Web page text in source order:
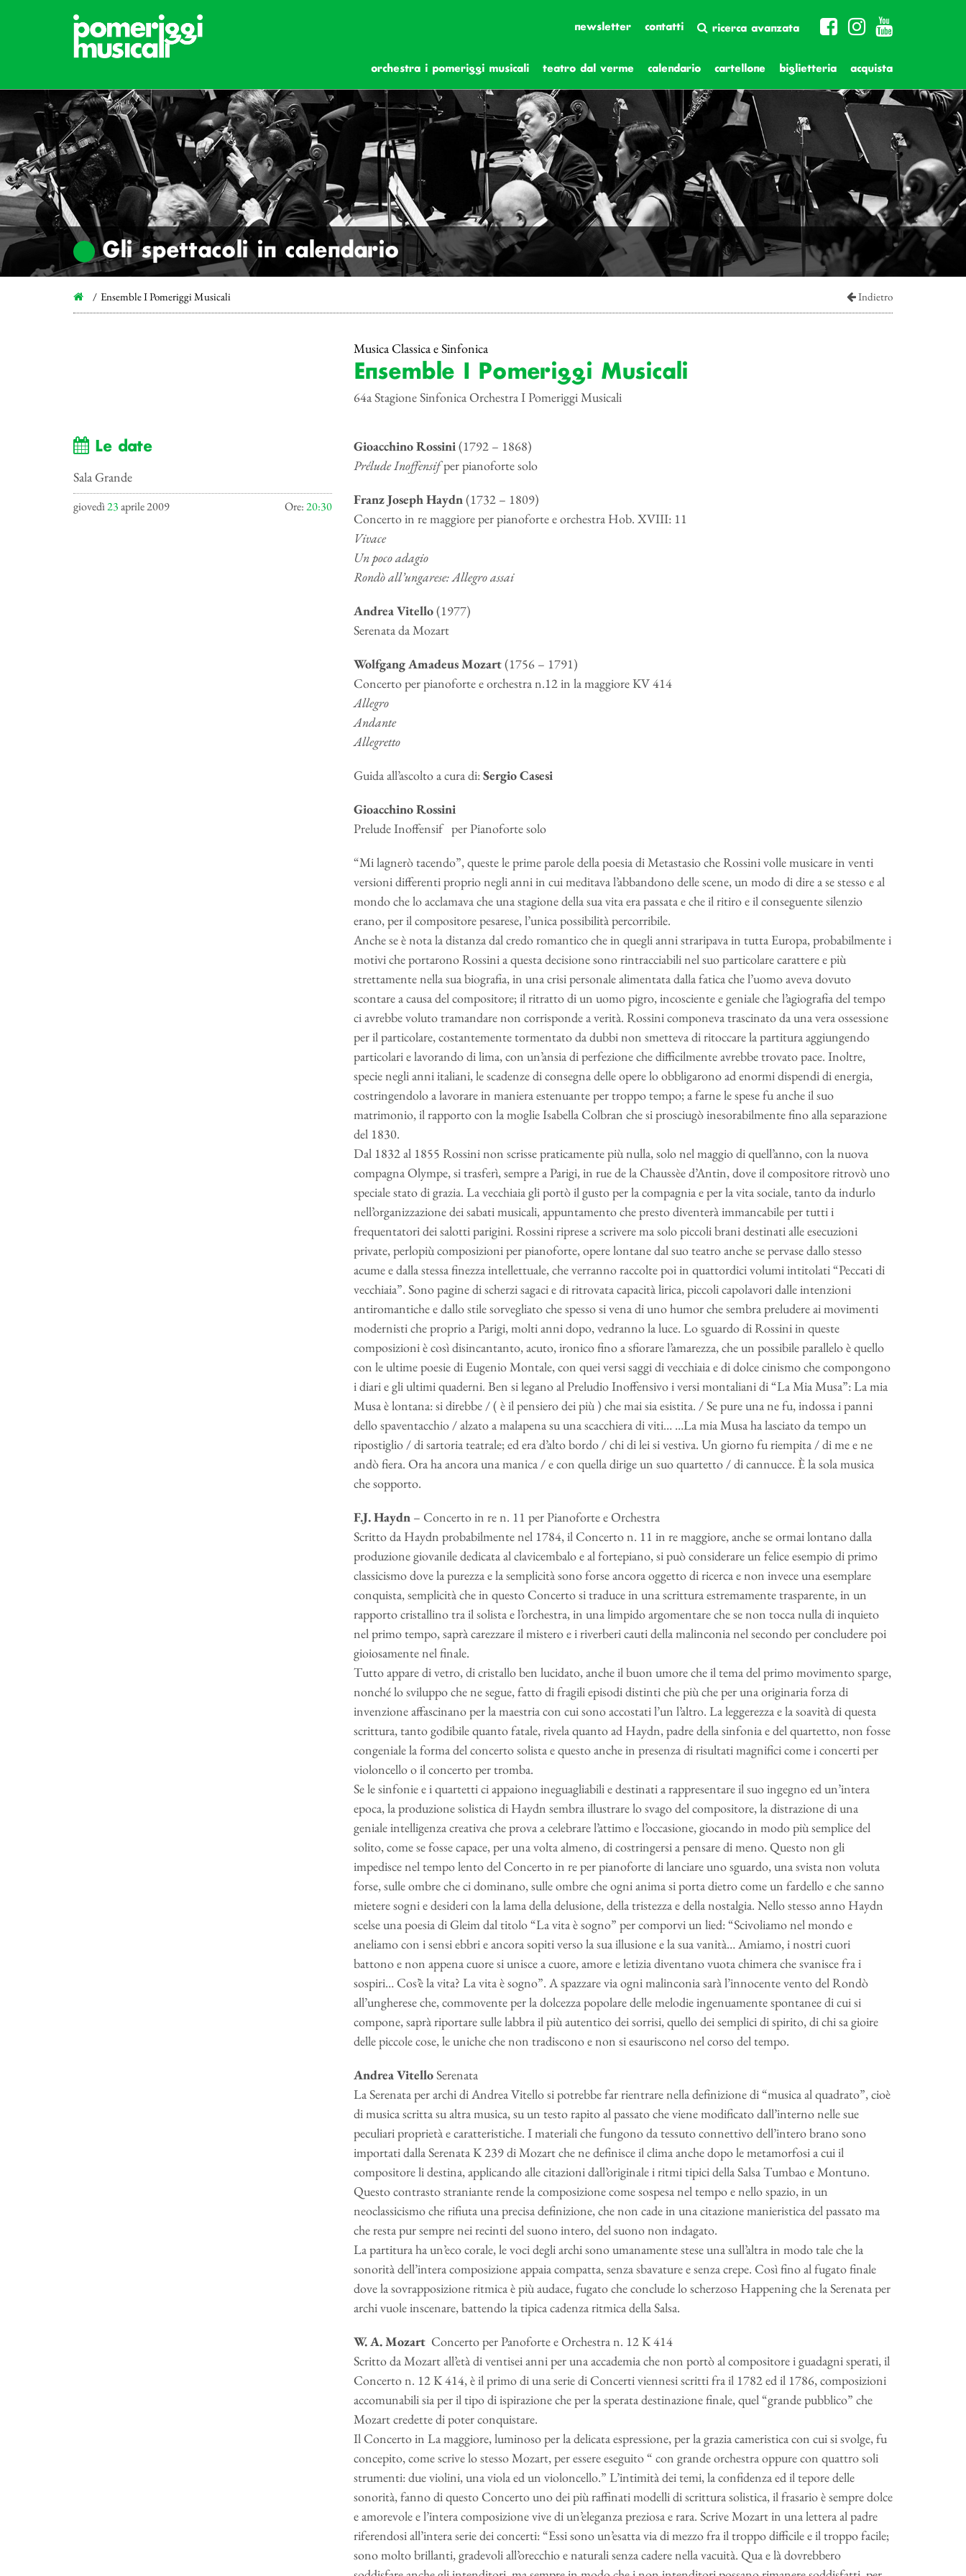
newsletter contatti ricerca avanzata
orchestra i pomeriggi musicali teatro dal verme calendario cartellone biglietteria acquista
Gli spettacoli in calendario
Ensemble I Pomeriggi Musicali Indietro
Le date
Sala Grande
giovedì23aprile 2009 Ore:20:30
Musica Classica e Sinfonica
Ensemble I Pomeriggi Musicali
64a Stagione Sinfonica Orchestra I Pomeriggi Musicali
Gioacchino Rossini(1792 – 1868)
Prélude Inoffensifper pianoforte solo
Franz Joseph Haydn(1732 – 1809)
Concerto in re maggiore per pianoforte e orchestra Hob. XVIII: 11
Vivace
Un poco adagio
Rondò all’ungarese: Allegro assai
Andrea Vitello(1977)
Serenata da Mozart
Wolfgang Amadeus Mozart(1756 – 1791)
Concerto per pianoforte e orchestra n.12 in la maggiore KV 414
Allegro
Andante
Allegretto
Guida all’ascolto a cura di:Sergio Casesi
Gioacchino Rossini
Prelude Inoffensif per Pianoforte solo
“Mi lagnerò tacendo”, queste le prime parole della poesia di Metastasio che Rossini volle musicare in venti
versioni differenti proprio negli anni in cui meditava l’abbandono delle scene, un modo di dire a se stesso e al
mondo che lo acclamava che una stagione della sua vita era passata e che il ritiro e il conseguente silenzio
erano, per il compositore pesarese, l’unica possibilità percorribile.
Anche se è nota la distanza dal credo romantico che in quegli anni straripava in tutta Europa, probabilmente i
motivi che portarono Rossini a questa decisione sono rintracciabili nel suo particolare carattere e più
strettamente nella sua biografia, in una crisi personale alimentata dalla fatica che l’uomo aveva dovuto
scontare a causa del compositore; il ritratto di un uomo pigro, incosciente e geniale che l’agiografia del tempo
ci avrebbe voluto tramandare non corrisponde a verità. Rossini componeva trascinato da una vera ossessione
per il particolare, costantemente tormentato da dubbi non smetteva di ritoccare la partitura aggiungendo
particolari e lavorando di lima, con un’ansia di perfezione che difficilmente avrebbe trovato pace. Inoltre,
specie negli anni italiani, le scadenze di consegna delle opere lo obbligarono ad enormi dispendi di energia,
costringendolo a lavorare in maniera estenuante per troppo tempo; a farne le spese fu anche il suo
matrimonio, il rapporto con la moglie Isabella Colbran che si prosciugò inesorabilmente fino alla separazione
del 1830.
Dal 1832 al 1855 Rossini non scrisse praticamente più nulla, solo nel maggio di quell’anno, con la nuova
compagna Olympe, si trasferì, sempre a Parigi, in rue de la Chaussèe d’Antin, dove il compositore ritrovò uno
speciale stato di grazia. La vecchiaia gli portò il gusto per la compagnia e per la vita sociale, tanto da indurlo
nell’organizzazione dei sabati musicali, appuntamento che presto diventerà immancabile per tutti i
frequentatori dei salotti parigini. Rossini riprese a scrivere ma solo piccoli brani destinati alle esecuzioni
private, perlopiù composizioni per pianoforte, opere lontane dal suo teatro anche se pervase dallo stesso
acume e dalla stessa finezza intellettuale, che verranno raccolte poi in quattordici volumi intitolati “Peccati di
vecchiaia”. Sono pagine di scherzi sagaci e di ritrovata capacità lirica, piccoli capolavori dalle intenzioni
antiromantiche e dallo stile sorvegliato che spesso si vena di uno humor che sembra preludere ai movimenti
modernisti che proprio a Parigi, molti anni dopo, vedranno la luce. Lo sguardo di Rossini in queste
composizioni è così disincantanto, acuto, ironico fino a sfiorare l’amarezza, che un possibile parallelo è quello
con le ultime poesie di Eugenio Montale, con quei versi saggi di vecchiaia e di dolce cinismo che compongono
i diari e gli ultimi quaderni. Ben si legano al Preludio Inoffensivo i versi montaliani di “La Mia Musa”: La mia
Musa è lontana: si direbbe / ( è il pensiero dei più ) che mai sia esistita. / Se pure una ne fu, indossa i panni
dello spaventacchio / alzato a malapena su una scacchiera di viti… …La mia Musa ha lasciato da tempo un
ripostiglio / di sartoria teatrale; ed era d’alto bordo / chi di lei si vestiva. Un giorno fu riempita / di me e ne
andò fiera. Ora ha ancora una manica / e con quella dirige un suo quartetto / di cannucce. È la sola musica
che sopporto.
F.J. Haydn – Concerto in re n. 11 per Pianoforte e Orchestra
Scritto da Haydn probabilmente nel 1784, il Concerto n. 11 in re maggiore, anche se ormai lontano dalla
produzione giovanile dedicata al clavicembalo e al fortepiano, si può considerare un felice esempio di primo
classicismo dove la purezza e la semplicità sono forse ancora oggetto di ricerca e non invece una esemplare
conquista, semplicità che in questo Concerto si traduce in una scrittura estremamente trasparente, in un
rapporto cristallino tra il solista e l’orchestra, in una limpido argomentare che se non tocca nulla di inquieto
nel primo tempo, saprà carezzare il mistero e i riverberi cauti della malinconia nel secondo per concludere poi
gioiosamente nel finale.
Tutto appare di vetro, di cristallo ben lucidato, anche il buon umore che il tema del primo movimento sparge,
nonché lo sviluppo che ne segue, fatto di fragili episodi distinti che più che per una originaria forza di
invenzione affascinano per la maestria con cui sono accostati l’un l’altro. La leggerezza e la soavità di questa
scrittura, tanto godibile quanto fatale, rivela quanto ad Haydn, padre della sinfonia e del quartetto, non fosse
congeniale la forma del concerto solista e questo anche in presenza di risultati magnifici come i concerti per
violoncello o il concerto per tromba.
Se le sinfonie e i quartetti ci appaiono ineguagliabili e destinati a rappresentare il suo ingegno ed un’intera
epoca, la produzione solistica di Haydn sembra illustrare lo svago del compositore, la distrazione di una
geniale intelligenza creativa che prova a celebrare l’attimo e l’occasione, giocando in modo più semplice del
solito, come se fosse capace, per una volta almeno, di costringersi a pensare di meno. Questo non gli
impedisce nel tempo lento del Concerto in re per pianoforte di lanciare uno sguardo, una svista non voluta
forse, sulle ombre che ci dominano, sulle ombre che ogni anima si porta dietro come un fardello e che sanno
mietere sogni e desideri con la lama della delusione, della tristezza e della nostalgia. Nello stesso anno Haydn
scelse una poesia di Gleim dal titolo “La vita è sogno” per comporvi un lied: “Scivoliamo nel mondo e
aneliamo con i sensi ebbri e ancora sopiti verso la sua illusione e la sua vanità… Amiamo, i nostri cuori
battono e non appena cuore si unisce a cuore, amore e letizia diventano vuota chimera che svanisce fra i
sospiri… Cos’è la vita? La vita è sogno”. A spazzare via ogni malinconia sarà l’innocente vento del Rondò
all’ungherese che, commovente per la dolcezza popolare delle melodie ingenuamente spontanee di cui si
compone, saprà riportare sulle labbra il più autentico dei sorrisi, quello dei semplici di spirito, di chi sa gioire
delle piccole cose, le uniche che non tradiscono e non si esauriscono nel corso del tempo.
Andrea VitelloSerenata
La Serenata per archi di Andrea Vitello si potrebbe far rientrare nella definizione di “musica al quadrato”, cioè
di musica scritta su altra musica, su un testo rapito al passato che viene modificato dall’interno nelle sue
peculiari proprietà e caratteristiche. I materiali che fungono da tessuto connettivo dell’intero brano sono
importati dalla Serenata K 239 di Mozart che ne definisce il clima anche dopo le metamorfosi a cui il
compositore li destina, applicando alle citazioni dall’originale i ritmi tipici della Salsa Tumbao e Montuno.
Questo contrasto straniante rende la composizione come sospesa nel tempo e nello spazio, in un
neoclassicismo che rifiuta una precisa definizione, che non cade in una citazione manieristica del passato ma
che resta pur sempre nei recinti del suono intero, del suono non indagato.
La partitura ha un’eco corale, le voci degli archi sono umanamente stese una sull’altra in modo tale che la
sonorità dell’intera composizione appaia compatta, senza sbavature e senza crepe. Così fino al fugato finale
dove la sovrapposizione ritmica è più audace, fugato che conclude lo scherzoso Happening che la Serenata per
archi vuole inscenare, battendo la tipica cadenza ritmica della Salsa.
W. A. MozartConcerto per Panoforte e Orchestra n. 12 K 414
Scritto da Mozart all’età di ventisei anni per una accademia che non portò al compositore i guadagni sperati, il
Concerto n. 12 K 414, è il primo di una serie di Concerti viennesi scritti fra il 1782 ed il 1786, composizioni
accomunabili sia per il tipo di ispirazione che per la sperata destinazione finale, quel “grande pubblico” che
Mozart credette di poter conquistare.
Il Concerto in La maggiore, luminoso per la delicata espressione, per la grazia cameristica con cui si svolge, fu
concepito, come scrive lo stesso Mozart, per essere eseguito “ con grande orchestra oppure con quattro soli
strumenti: due violini, una viola ed un violoncello.” L’intimità dei temi, la confidenza ed il tepore delle
sonorità, fanno di questo Concerto uno dei più raffinati modelli di scrittura solistica, il frasario è sempre dolce
e amorevole e l’intera composizione vive di un’eleganza preziosa e rara. Scrive Mozart in una lettera al padre
riferendosi all’intera serie dei concerti: “Essi sono un’esatta via di mezzo fra il troppo difficile e il troppo facile;
sono molto brillanti, gradevoli all’orecchio e naturali senza cadere nella vacuità. Qua e là dovrebbero